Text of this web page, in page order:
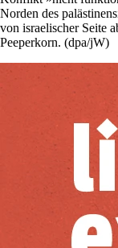
Norden des
von israelischer Seite
Peeperkorn. (dpa/jW)